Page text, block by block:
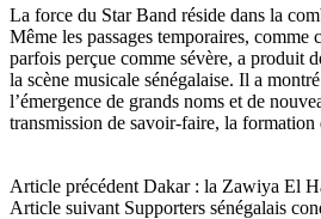
La force du Star Band réside dans la
Même les passages temporaires,
parfois perçue comme sévère, a produit
la scène musicale sénégalaise. Il a
l’émergence de grands noms et de
transmission de savoir-faire, la
Article précédent Dakar : la Zawiya El
Article suivant Supporters sénégalais